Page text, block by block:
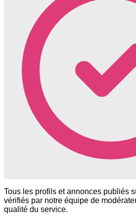
Tous les profils et annonces publiés
vérifiés par notre équipe de
qualité du service.